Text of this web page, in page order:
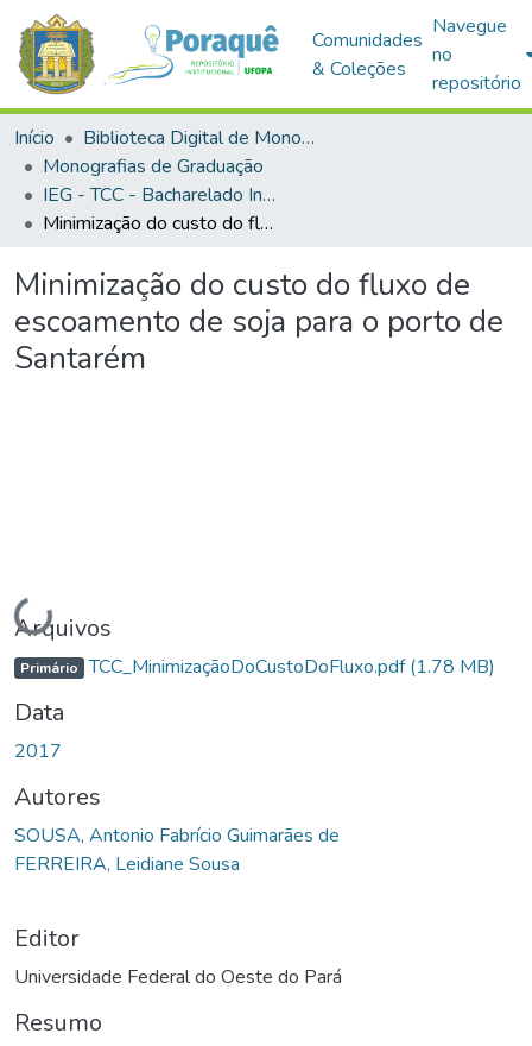
Comunidades
& Coleções
Navegue
no
repositório
Início
Biblioteca Digital de Monografias (BDM)
Monografias de Graduação
IEG - TCC - Bacharelado Interdisciplinar em Ciência e Tecnologia
Minimização do custo do fluxo de escoamento de soja para o porto de Santarém
Minimização do custo do fluxo de
escoamento de soja para o porto de
Santarém
Carregando...
Arquivos
Primário TCC_MinimizaçãoDoCustoDoFluxo.pdf(1.78 MB)
Data
2017
Autores
SOUSA, Antonio Fabrício Guimarães de
FERREIRA, Leidiane Sousa
Editor
Universidade Federal do Oeste do Pará
Resumo